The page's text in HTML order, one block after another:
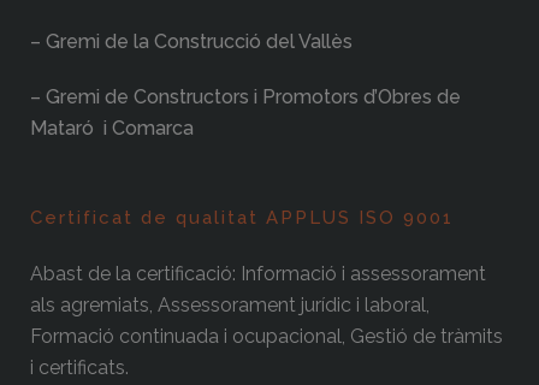
– Gremi de la Construcció del Vallès
– Gremi de Constructors i Promotors d’Obres de
Mataró i Comarca
Certificat de qualitat APPLUS ISO 9001
Abast de la certificació: Informació i assessorament
als agremiats, Assessorament jurídic i laboral,
Formació continuada i ocupacional, Gestió de tràmits
i certificats.